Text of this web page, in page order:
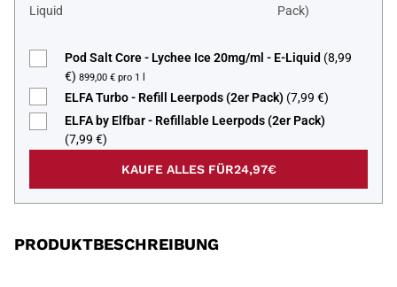
Liquid
Pack)
Pod Salt Core - Lychee Ice 20mg/ml - E-Liquid (8,99
€) 899,00 € pro 1 l
ELFA Turbo - Refill Leerpods (2er Pack) (7,99 €)
ELFA by Elfbar - Refillable Leerpods (2er Pack)
(7,99 €)
KAUFE ALLES FÜR24,97€
PRODUKTBESCHREIBUNG